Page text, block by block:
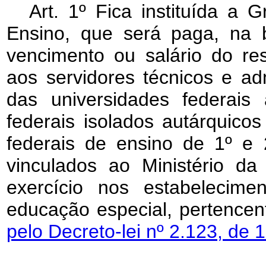
Art. 1º Fica instituída a
Ensino, que será paga, na
vencimento ou salário do
aos servidores técnicos e
das universidades federais
federais isolados
federais de ensino de 1º e
vinculados ao Ministério
exercício nos
educação especial,
pelo Decreto-lei nº 2.123, de